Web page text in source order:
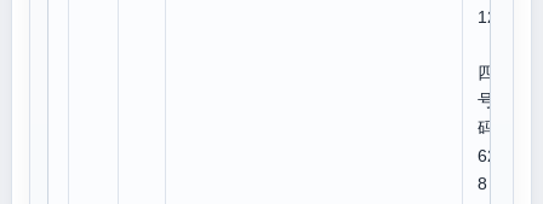
12
四角
号
码:4
624
8